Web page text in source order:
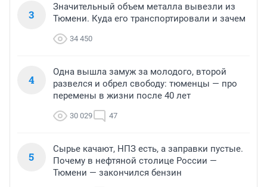
3
Значительный объем металла вывезли из
Тюмени. Куда его транспортировали и зачем
34 450
4
Одна вышла замуж за молодого, второй
развелся и обрел свободу: тюменцы — про
перемены в жизни после 40 лет
30 029 47
5
Сырье качают, НПЗ есть, а заправки пустые.
Почему в нефтяной столице России —
Тюмени — закончился бензин